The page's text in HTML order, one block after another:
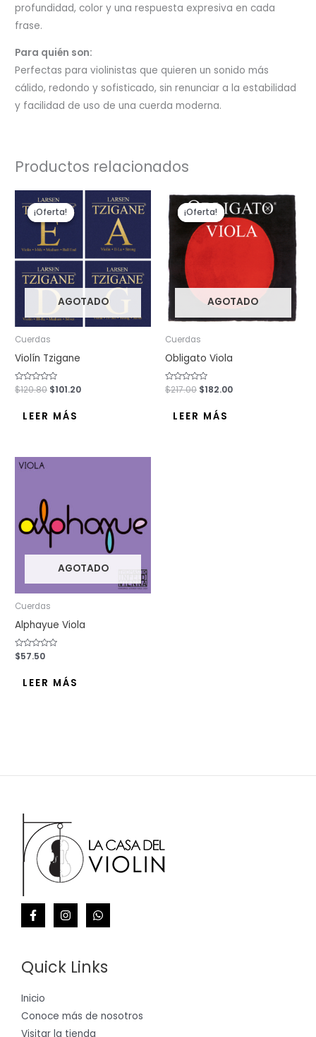
profundidad, color y una respuesta expresiva en cada
frase.
Para quién son:
Perfectas para violinistas que quieren un sonido más
cálido, redondo y sofisticado, sin renunciar a la estabilidad
y facilidad de uso de una cuerda moderna.
Productos relacionados
¡Oferta!
AGOTADO
¡Oferta!
Cuerdas
Violín Tzigane
Valorado
con
$120.80
El
precio
original
era:
$120.80.
$101.20
precio
actual
$101.20.
LEER MÁS
¡Oferta!
AGOTADO
¡Oferta!
Cuerdas
Obligato Viola
Valorado
con
$217.00
El
precio
original
era:
$217.00.
$182.00
El
precio
actual
es:
$182.00.
LEER MÁS
AGOTADO
Cuerdas
Alphayue Viola
Valorado
con
$57.50
LEER MÁS
Quick Links
Inicio
Conoce más de nosotros
Visitar la tienda